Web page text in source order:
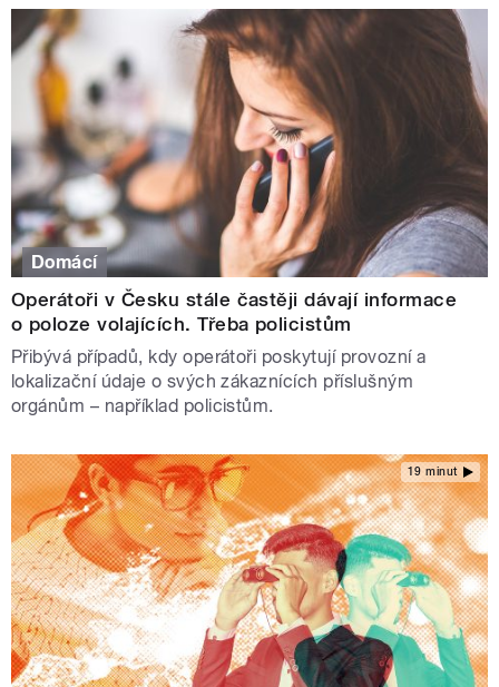
Domácí
Operátoři v Česku stále častěji dávají informace
o poloze volajících. Třeba policistům
Přibývá případů, kdy operátoři poskytují provozní a
lokalizační údaje o svých zákaznících příslušným
orgánům – například policistům.
19 minut